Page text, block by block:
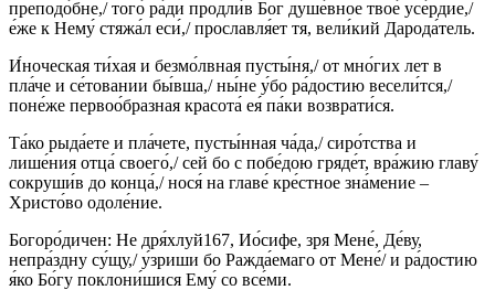
преподо́бне,/ того́ ра́ди продли́в Бог душе́вное твое́ усе́рдие,/
е́же к Нему́ стяжа́л еси́,/ прославля́ет тя, вели́кий Дарода́тель.
И́ноческая ти́хая и безмо́лвная пусты́ня,/ от мно́гих лет в
пла́че и се́товании бы́вша,/ ны́не у́бо ра́достию весели́тся,/
поне́же первоо́бразная красота́ ея́ па́ки возврати́ся.
Та́ко рыда́ете и пла́чете, пусты́нная ча́да,/ сиро́тства и
лише́ния отца́ своего́,/ сей бо с побе́дою гряде́т, вра́жию главу́
сокруши́в до конца́,/ нося́ на главе́ кре́стное зна́мение –
Христо́во одоле́ние.
Богоро́дичен: Не дря́хлуй167, Ио́сифе, зря Мене́, Де́ву,
непра́здну су́щу,/ у́зриши бо Ражда́емаго от Мене́/ и ра́достию
я́ко Бо́гу поклони́шися Ему́ со все́ми.